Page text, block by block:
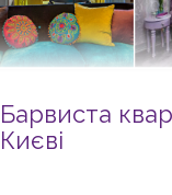
Барвиста
Києві